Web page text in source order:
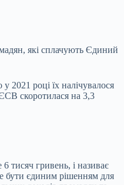
які сплачують Єдиний
2021 році їх налічувалося
скоротилася на 3,3
тисяч гривень, і називає
бути єдиним рішенням для